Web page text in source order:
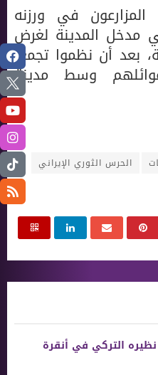
في ورزنه
مدخل المدينة لغرض
بعد أن نظموا تجمعا
وسط مدينة
الحرس الثوري الإيراني
التركي في أنقرة